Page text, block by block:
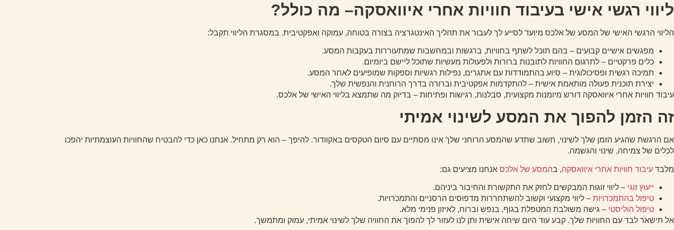
ליווי רגשי אישי בעיבוד חוויות אחרי איוואסקה– מה כולל?
הליווי הרגשי האישי של המסע של אלכס מיועד לסייע לך לעבור את תהליך האינטגרציה בצורה בטוחה, עמוקה ואפקטיבית. במסגרת הליווי תקבל:
מפגשים אישיים קבועים – בהם תוכל לשתף בחוויות, ברגשות ובמחשבות שמתעוררות בעקבות המסע.
כלים פרקטיים – לתרגום החוויות לתובנות ברורות ולפעולות מעשיות שתוכל ליישם ביומיום.
תמיכה רגשית ופסיכולוגית – סיוע בהתמודדות עם אתגרים, נפילות רגשיות וספקות שמופיעים לאחר המסע.
יצירת תוכנית פעולה מותאמת אישית – להתקדמות אפקטיבית וברורה בדרך הרוחנית והנפשית שלך.
עיבוד חוויות אחרי איוואסקה דורש מיומנות מקצועית, סבלנות, רגישות ופתיחות – בדיוק מה שתמצא בליווי האישי של אלכס.
זה הזמן להפוך את המסע לשינוי אמיתי
אם הרגשת שהגיע הזמן שלך לשינוי, חשוב שתדע שהמסע הרוחני שלך אינו מסתיים עם סיום הטקסים באקוודור. להיפך – הוא רק מתחיל. אנחנו כאן כדי להבטיח שהחוויות העוצמתיות יהפכו
לכלים של צמיחה, שינוי והגשמה.
מלבד עיבוד חוויות אחרי איוואסקה, בהמסע של אלכס אנחנו מציעים גם:
ייעוץ זוגי – ליווי זוגות המבקשים לחזק את התקשורת והחיבור ביניהם.
טיפול בהתמכרויות – ליווי מקצועי וקשוב להשתחררות מדפוסים הרסניים והתמכרויות.
טיפול הוליסטי – גישה משולבת המטפלת בגוף, בנפש וברוח, לאיזון פנימי מלא.
אל תישאר לבד עם החוויות שלך. קבע עוד היום שיחה אישית ותן לנו לעזור לך להפוך את החוויה שלך לשינוי אמיתי, עמוק ומתמשך.